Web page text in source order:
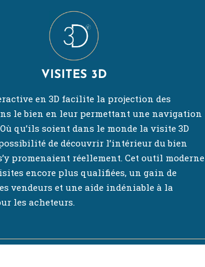
VISITES 3D
en 3D facilite la projection des
le bien en leur permettant une navigation
qu’ils soient dans le monde la visite 3D
de découvrir l’intérieur du bien
promenaient réellement. Cet outil moderne
encore plus qualifiées, un gain de
vendeurs et une aide indéniable à la
les acheteurs.